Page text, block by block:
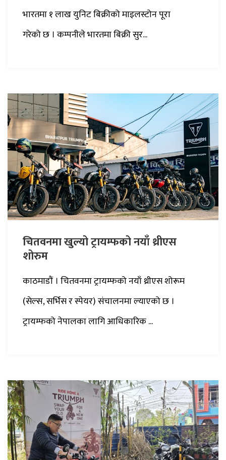
भारतमा १ लाख युनिट बिक्रीको माइलस्टोन पूरा
गरेको छ । कम्पनीले भारतमा बिक्री सुर...
चितवनमा खुल्यो ट्रायम्फको नयाँ थ्रीएस
शोरुम
काठमाडौं । चितवनमा ट्रायम्फको नयाँ थ्रीएस शोरूम
(सेल्स, सर्भिस र स्पेयर) संचालनमा ल्याएको छ ।
ट्रायम्फको नेपालका लागि आधिकारिक ...